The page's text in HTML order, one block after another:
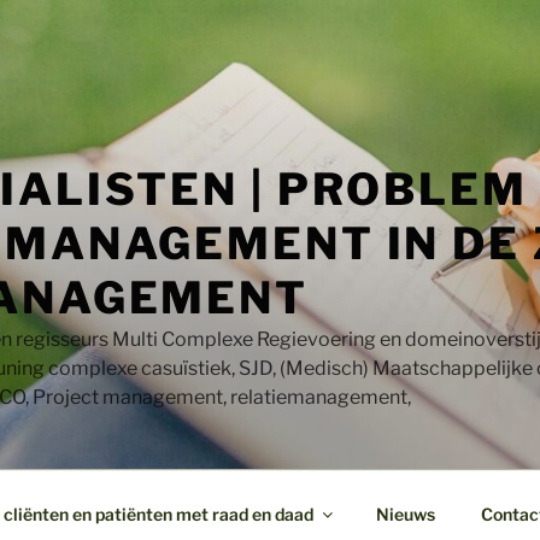
| PROBLEM
IN DE
regisseurs Multi Complexe Regievoering en
complexe casuïstiek, SJD, (Medisch) Maatschappelijke
Project management, relatiemanagement,
en patiënten met raad en daad Nieuws